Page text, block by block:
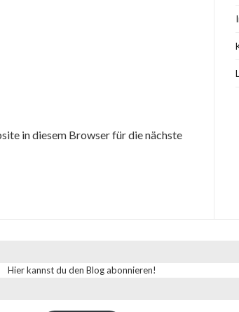
in diesem Browser für die nächste
Hier kannst du den Blog abonnieren!